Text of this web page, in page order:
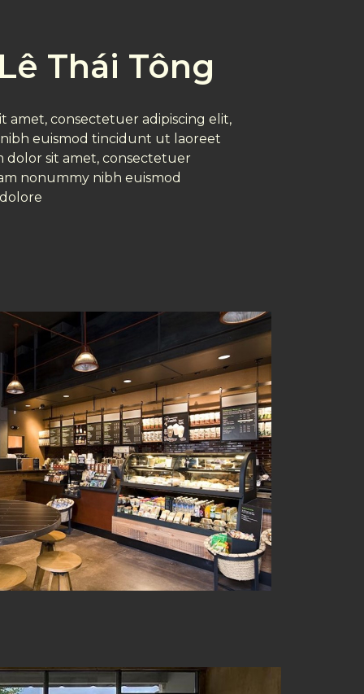
Thái Tông
amet, consectetuer adipiscing elit,
euismod tincidunt ut laoreet
dolor sit amet, consectetuer
nonummy nibh euismod